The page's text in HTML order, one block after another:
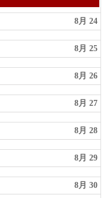
8月 24
8月 25
8月 26
8月 27
8月 28
8月 29
8月 30